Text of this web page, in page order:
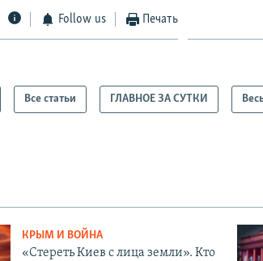
Follow us Печать
Все статьи ГЛАВНОЕ ЗА СУТКИ
КРЫМ И ВОЙНА
«Стереть Киев с лица земли». Кто